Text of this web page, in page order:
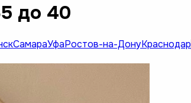
до 40
СамараУфаРостов-на-ДонуКраснодар